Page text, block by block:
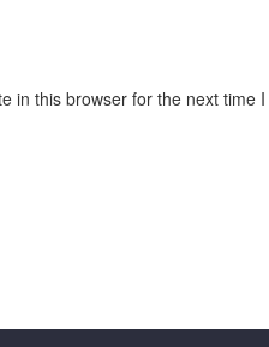
in this browser for the next time I